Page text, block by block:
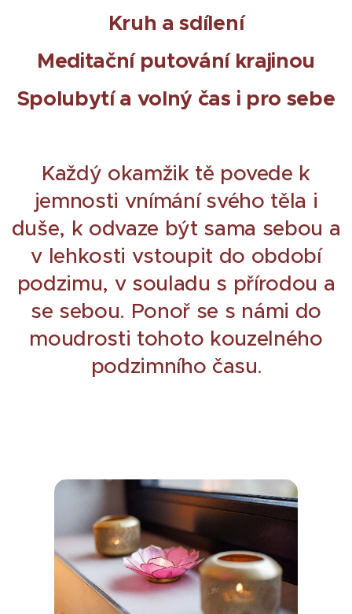
Kruh a sdílení
Meditační putování krajinou
Spolubytí a volný čas i pro sebe
Každý okamžik tě povede k
jemnosti vnímání svého těla i
duše, k odvaze být sama sebou a
v lehkosti vstoupit do období
podzimu, v souladu s přírodou a
se sebou. Ponoř se s námi do
moudrosti tohoto kouzelného
podzimního času.